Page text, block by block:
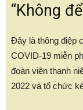
“Không
Đây là thông điệp
COVID-19 miễn
đoàn viên thanh
2022 và tổ chức